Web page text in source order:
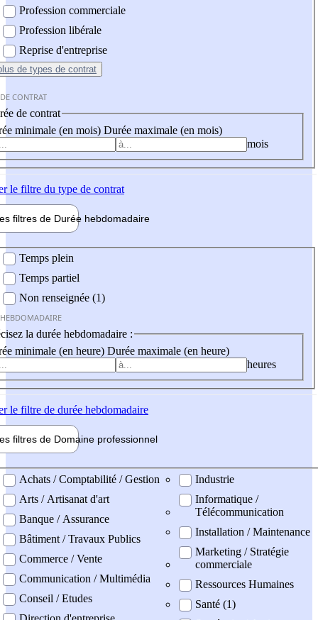
Profession commerciale
Profession libérale
Reprise d'entreprise
de types de contrat
CONTRAT
de contrat
minimale (en mois) Durée maximale (en mois)
mois
le filtre du type de contrat
filtres de Durée hebdomadaire
Temps plein
Temps partiel
Non renseignée (1)
la durée hebdomadaire :
minimale (en heure) Durée maximale (en heure)
heures
le filtre de durée hebdomadaire
filtres de Domaine professionnel
professionel
Achats / Comptabilité / Gestion
Arts / Artisanat d'art
Banque / Assurance
Bâtiment / Travaux Publics
Commerce / Vente
Communication / Multimédia
Conseil / Etudes
Industrie
Informatique /
Télécommunication
Installation / Maintenance
Marketing / Stratégie
commerciale
Ressources Humaines
Santé (1)